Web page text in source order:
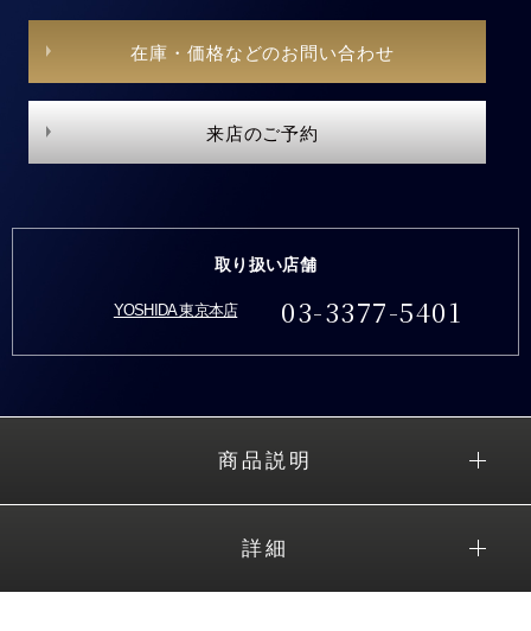
在庫・価格などのお問い合わせ
来店のご予約
取り扱い店舗
YOSHIDA 東京本店 03-3377-5401
商品説明
詳細